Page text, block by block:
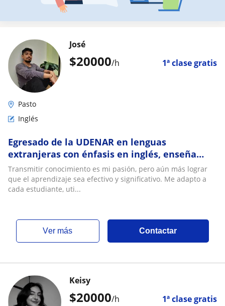
$20000/h 1ª clase gratis
José
Pasto
Inglés
Egresado de la UDENAR en lenguas
extranjeras con énfasis en inglés, enseña
inglés y francés
Transmitir conocimiento es mi pasión, pero aún más lograr
que el aprendizaje sea efectivo y significativo. Me adapto a
cada estudiante, uti...
ver más Contactar
$20000/h 1ª clase gratis
Keisy